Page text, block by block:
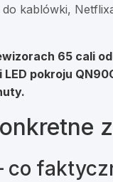
kablówki,
65 cali
LED pokroju
co